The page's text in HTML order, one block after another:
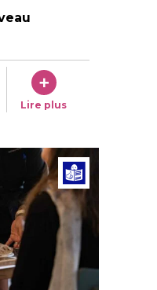
Lire plus
Article